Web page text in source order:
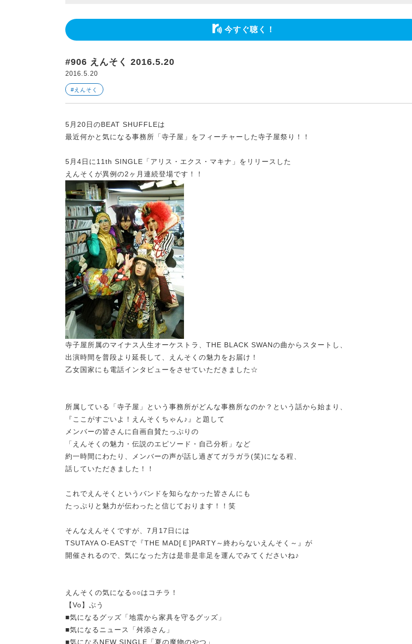
今すぐ聴く！
#906 えんそく 2016.5.20
2016.5.20
#えんそく
5月20日のBEAT SHUFFLEは
最近何かと気になる事務所「寺子屋」をフィーチャーした寺子屋祭り！！
5月4日に11th SINGLE「アリス・エクス・マキナ」をリリースした
えんそくが異例の2ヶ月連続登場です！！
寺子屋所属のマイナス人生オーケストラ、THE BLACK SWANの曲からスタートし、
出演時間を普段より延長して、えんそくの魅力をお届け！
乙女国家にも電話インタビューをさせていただきました☆
所属している「寺子屋」という事務所がどんな事務所なのか？という話から始まり、
『ここがすごいよ！えんそくちゃん♪』と題して
メンバーの皆さんに自画自賛たっぷりの
「えんそくの魅力・伝説のエピソード・自己分析」など
約一時間にわたり、メンバーの声が話し過ぎてガラガラ(笑)になる程、
話していただきました！！
これでえんそくというバンドを知らなかった皆さんにも
たっぷりと魅力が伝わったと信じております！！笑
そんなえんそくですが、7月17日には
TSUTAYA O-EASTで『THE MAD[Ｅ]PARTY～終わらないえんそく～』が
開催されるので、気になった方は是非是非足を運んでみてくださいね♪
えんそくの気になる○○はコチラ！
【Vo】ぶう
■気になるグッズ「地震から家具を守るグッズ」
■気になるニュース「舛添さん」
■気になるNEW SINGLE「夏の魔物のやつ」